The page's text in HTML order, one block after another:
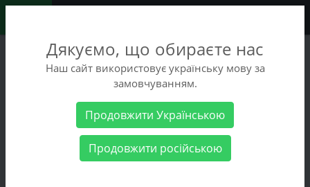
+38 (068) 486-90-09
+38 (093) 486-90-09
Женские товары Женская обувь Ботинки
Дякуємо, що обираєте нас
Наш сайт використовує українську мову за
замовчуванням.
Продовжити Українською
Продовжити російською